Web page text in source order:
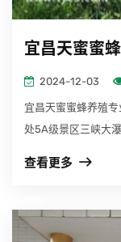
宜昌天蜜蜜
2024-12-03
宜昌天蜜蜜蜂养殖
处5A级景区三峡大
查看更多